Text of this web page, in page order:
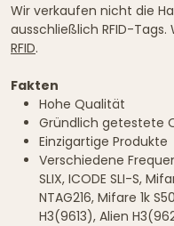
Wir verkaufen nicht die
ausschließlich RFID-
RFID.
Fakten
Hohe Qualität
Gründlich getestete
Einzigartige Produkte
Verschiedene
SLIX, ICODE SLI-S,
NTAG216, Mifare 1k
H3(9613), Alien